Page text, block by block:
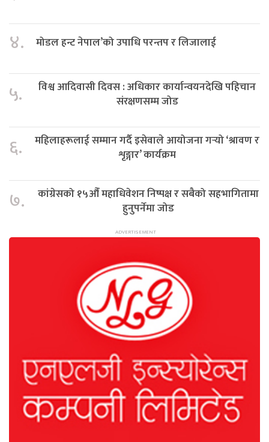
४. मोडल हन्ट नेपाल’को उपाधि परन्तप र लिजालाई
५.
विश्व आदिवासी दिवस : अधिकार कार्यान्वयनदेखि पहिचान
संरक्षणसम्म जोड
६.
महिलाहरूलाई सम्मान गर्दै इसेवाले आयोजना गर्‍यो ‘श्रावण र
शृङ्गार’ कार्यक्रम
७.
कांग्रेसको १५औँ महाधिवेशन निष्पक्ष र सबैको सहभागितामा
हुनुपर्नेमा जोड